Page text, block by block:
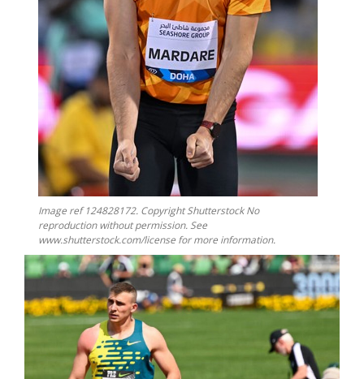
Image ref 124828172. Copyright Shutterstock No
reproduction without permission. See
www.shutterstock.com/license for more information.